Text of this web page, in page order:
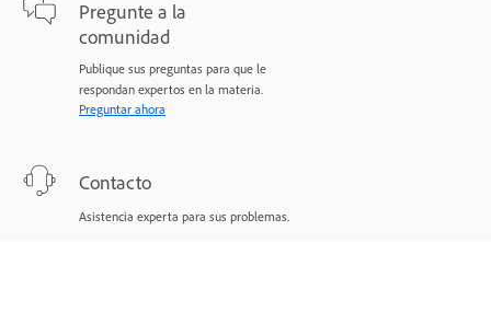
Pregunte a la
comunidad
Publique sus preguntas para que le
respondan expertos en la materia.
Preguntar ahora
Contacto
Asistencia experta para sus problemas.